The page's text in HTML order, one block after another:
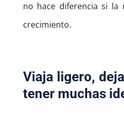
no hace diferencia si la
crecimiento.
Viaja ligero,
tener muchas